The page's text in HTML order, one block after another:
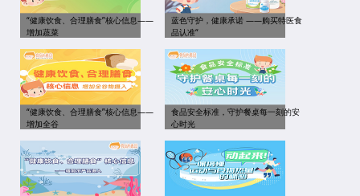
“健康饮食、合理膳食”核心信息——
增加蔬菜
蓝色守护，健康承诺 ——购买特医食
品认准“
“健康饮食、合理膳食”核心信息——
增加全谷
食品安全标准，守护餐桌每一刻的安
心时光